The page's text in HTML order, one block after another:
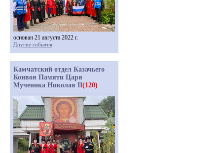
основан 21 августа 2022 г.
Другие события
Камчатский отдел Казачьего
Конвоя Памяти Царя
Мученика Николая II(120)